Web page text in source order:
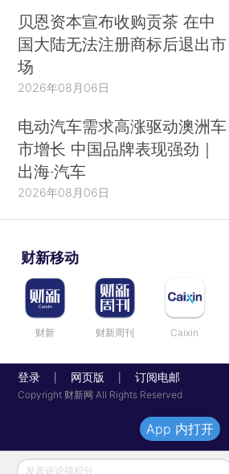
贝恩资本宣布收购贡茶 在中
国大陆无法注册商标后退出市
场
2026年08月06日
电动汽车需求高涨驱动澳洲车
市增长 中国品牌表现强劲｜
出海·汽车
2026年08月06日
财新移动
财新 财新周刊 Caixin
登录 网页版 订阅电邮
Copyright 财新网 All Rights Reserved
发表评论得积分
App 内打开